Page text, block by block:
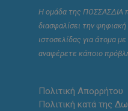
Η ομάδα της ΠΟΣΣΑΣΔΙΑ
διασφαλίσει την
ιστοσελίδας για άτομα
αναφέρετε κάποιο
Πολιτική Απορρήτου
Πολιτική κατά της